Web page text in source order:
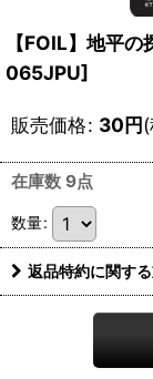
【FOIL】地平
065JPU]
販売価格: 30円
在庫数 9点
数量:
返品特約に関す